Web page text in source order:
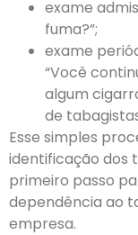
exame
fuma?”;
exame
“Você
algum
de
Esse simples
identificação dos
primeiro passo
dependência ao
empresa.